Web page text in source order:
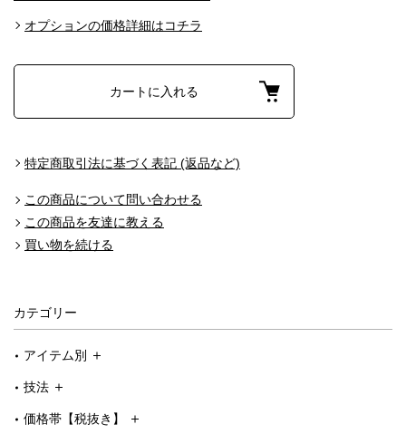
オプションの価格詳細はコチラ
カートに入れる
特定商取引法に基づく表記 (返品など)
この商品について問い合わせる
この商品を友達に教える
買い物を続ける
カテゴリー
アイテム別
技法
価格帯【税抜き】